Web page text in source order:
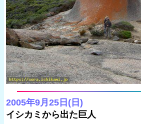
2005年9月25日(日)
イシカミから出た巨人